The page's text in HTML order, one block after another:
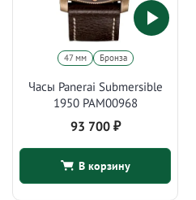
47 мм Бронза
Часы Panerai Submersible
1950 PAM00968
93 700 ₽
В корзину